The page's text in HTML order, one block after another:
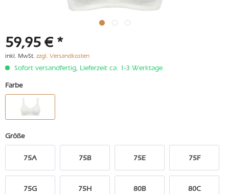
59,95 € *
inkl. MwSt. zzgl. Versandkosten
Sofort versandfertig, Lieferzeit ca. 1-3 Werktage
Farbe
Größe
75A 75B 75E 75F
75G 75H 80B 80C